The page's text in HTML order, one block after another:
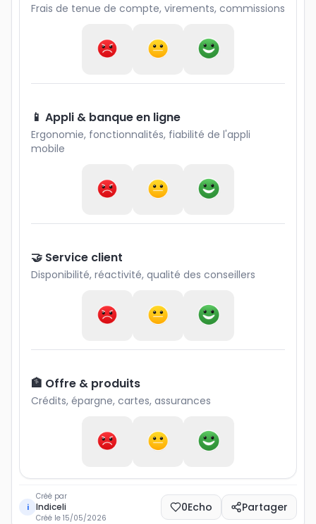
Frais de tenue de compte, virements, commissions
📱 Appli & banque en ligne
Ergonomie, fonctionnalités, fiabilité de l'appli
mobile
🤝 Service client
Disponibilité, réactivité, qualité des conseillers
🏦 Offre & produits
Crédits, épargne, cartes, assurances
i
Créé par
Indiceli
Créé le 15/05/2026
0Echo Partager